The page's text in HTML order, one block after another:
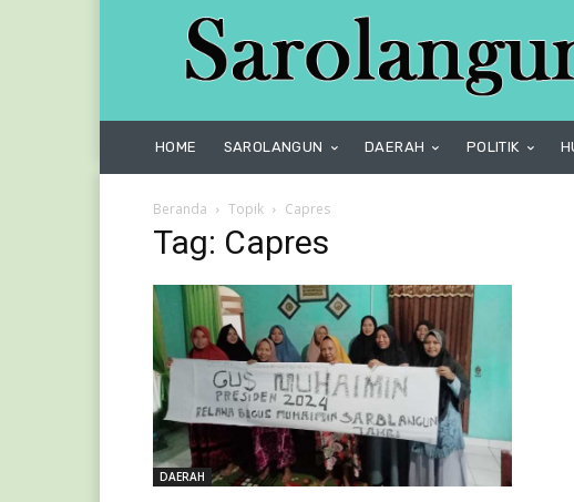
HOME SAROLANGUN DAERAH POLITIK
Beranda Topik Capres
Tag: Capres
DAERAH